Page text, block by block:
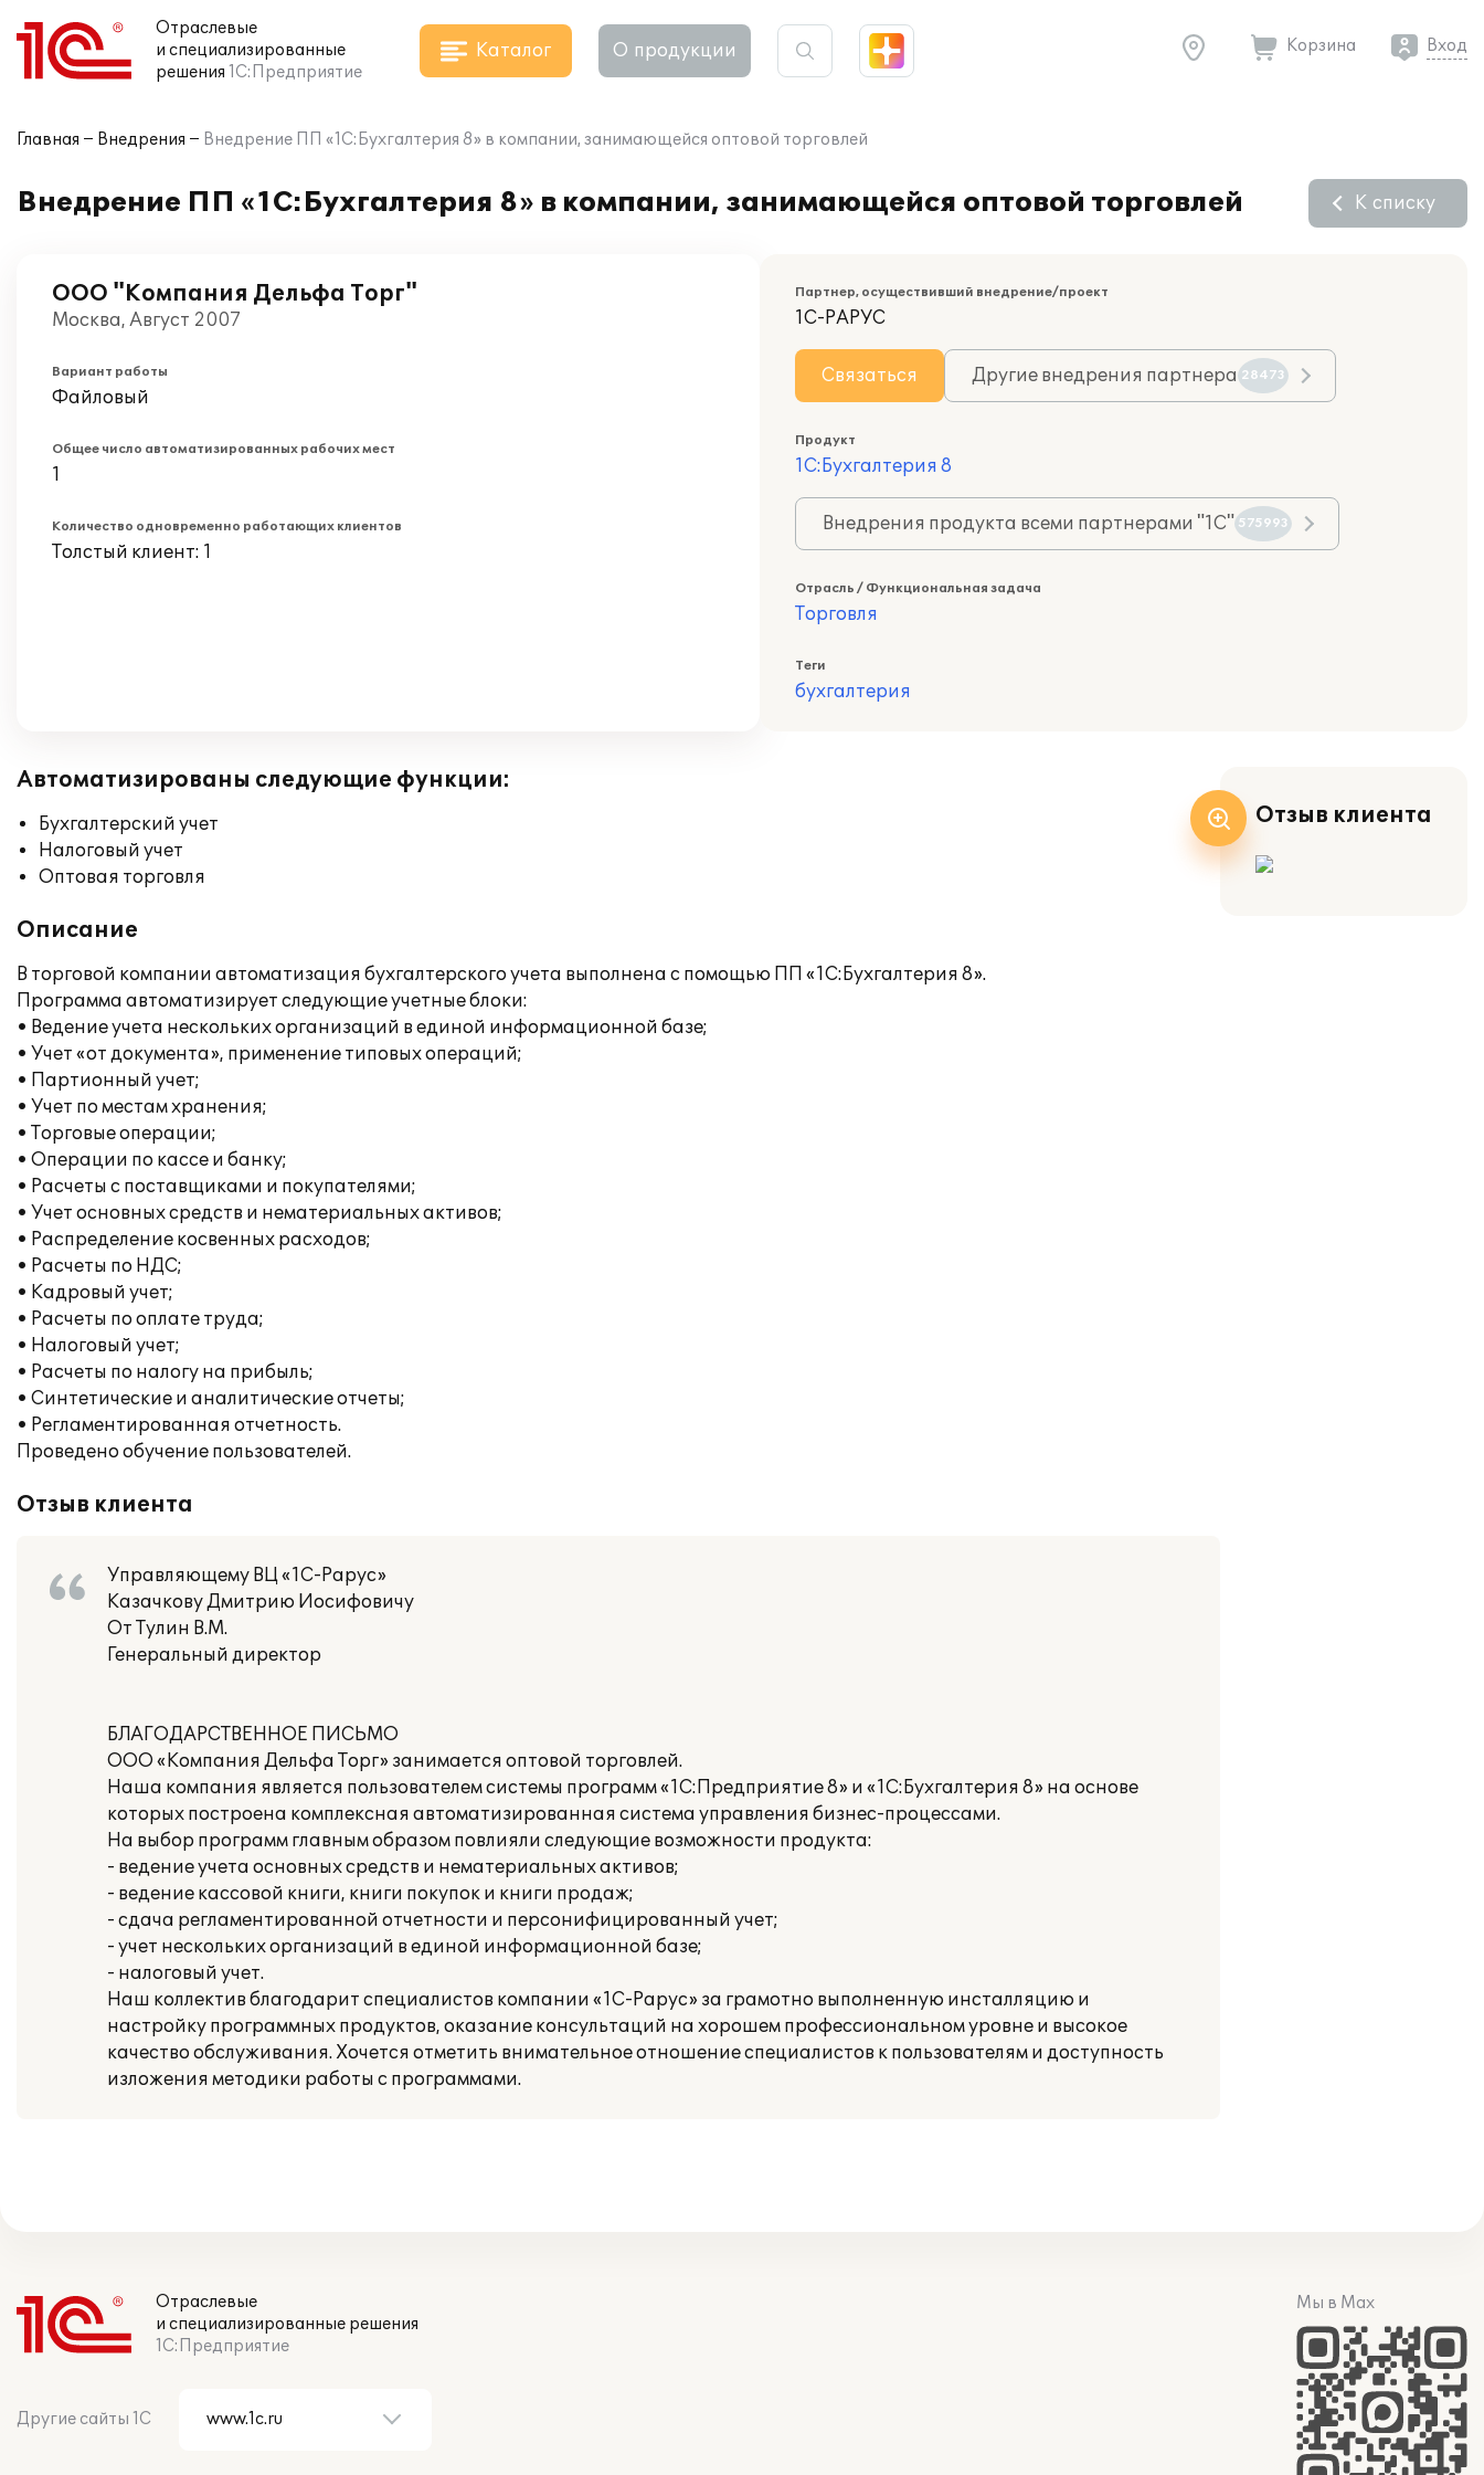
Отраслевые
и специализированные
решения 1С:Предприятие
Каталог О продукции Корзина Вход
Главная Внедрения Внедрение ПП «1С:Бухгалтерия 8» в компании, занимающейся оптовой торговлей
Внедрение ПП «1С:Бухгалтерия 8» в компании, занимающейся оптовой торговлей К списку
ООО "Компания Дельфа Торг"
Москва, Август 2007
Вариант работы
Файловый
Общее число автоматизированных рабочих мест
1
Количество одновременно работающих клиентов
Толстый клиент: 1
Партнер, осуществивший внедрение/проект
1С-РАРУС
Связаться Другие внедрения партнера 28473
Продукт
1С:Бухгалтерия 8
Внедрения продукта всеми партнерами "1С" 575993
Отрасль / Функциональная задача
Торговля
Теги
бухгалтерия
Автоматизированы следующие функции:
Бухгалтерский учет
Налоговый учет
Оптовая торговля
Описание
В торговой компании автоматизация бухгалтерского учета выполнена с помощью ПП «1С:Бухгалтерия 8».
Программа автоматизирует следующие учетные блоки:
• Ведение учета нескольких организаций в единой информационной базе;
• Учет «от документа», применение типовых операций;
• Партионный учет;
• Учет по местам хранения;
• Торговые операции;
• Операции по кассе и банку;
• Расчеты с поставщиками и покупателями;
• Учет основных средств и нематериальных активов;
• Распределение косвенных расходов;
• Расчеты по НДС;
• Кадровый учет;
• Расчеты по оплате труда;
• Налоговый учет;
• Расчеты по налогу на прибыль;
• Синтетические и аналитические отчеты;
• Регламентированная отчетность.
Проведено обучение пользователей.
Отзыв клиента
Управляющему ВЦ «1С-Рарус»
Казачкову Дмитрию Иосифовичу
От Тулин В.М.
Генеральный директор
БЛАГОДАРСТВЕННОЕ ПИСЬМО
ООО «Компания Дельфа Торг» занимается оптовой торговлей.
Наша компания является пользователем системы программ «1С:Предприятие 8» и «1С:Бухгалтерия 8» на основе
которых построена комплексная автоматизированная система управления бизнес-процессами.
На выбор программ главным образом повлияли следующие возможности продукта:
- ведение учета основных средств и нематериальных активов;
- ведение кассовой книги, книги покупок и книги продаж;
- сдача регламентированной отчетности и персонифицированный учет;
- учет нескольких организаций в единой информационной базе;
- налоговый учет.
Наш коллектив благодарит специалистов компании «1С-Рарус» за грамотно выполненную инсталляцию и
настройку программных продуктов, оказание консультаций на хорошем профессиональном уровне и высокое
качество обслуживания. Хочется отметить внимательное отношение специалистов к пользователям и доступность
изложения методики работы с программами.
Отзыв клиента
Отраслевые
и специализированные решения
1С:Предприятие
Другие сайты 1С
Мы в Max